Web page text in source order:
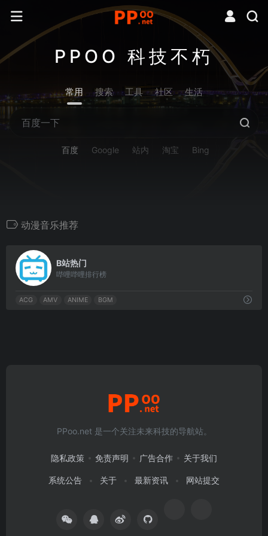
PPOO 科技不朽
常用 搜索 工具 社区 生活
百度 Google 站内 淘宝 Bing
动漫音乐推荐
B站热门
哔哩哔哩排行榜
ACG AMV ANIME BGM
PPoo.net 是一个关注未来科技的导航站。
隐私政策 免责声明 广告合作 关于我们
系统公告 关于 最新资讯 网站提交